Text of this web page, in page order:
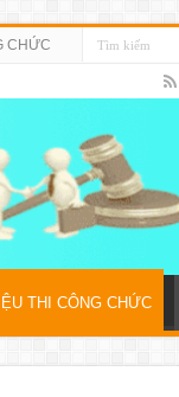
CHỨC
THI CÔNG CHỨC